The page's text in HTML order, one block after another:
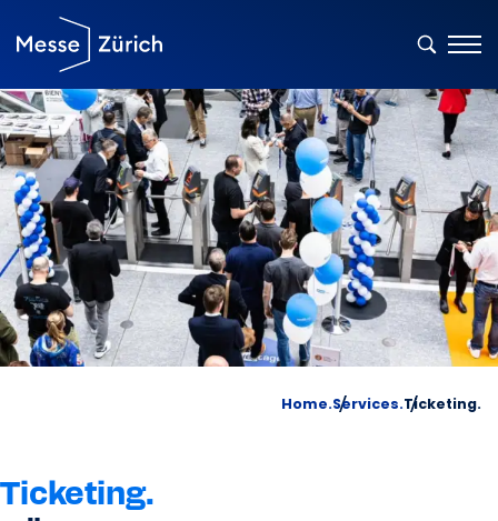
Home.Services.Ticketing.
Ticketing.